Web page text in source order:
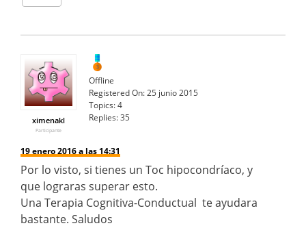
ximenakl
Participante
Offline
Registered On:25 junio 2015
Topics:4
Replies:35
19 enero 2016 a las 14:31
Por lo visto, si tienes un Toc hipocondríaco, y
que lograras superar esto.
Una Terapia Cognitiva-Conductual te ayudara
bastante. Saludos